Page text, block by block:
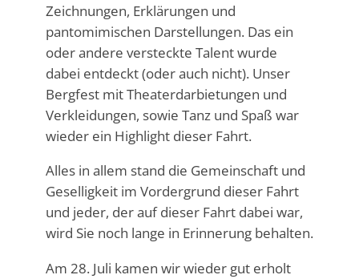
Zeichnungen, Erklärungen und
pantomimischen Darstellungen. Das ein
oder andere versteckte Talent wurde
dabei entdeckt (oder auch nicht). Unser
Bergfest mit Theaterdarbietungen und
Verkleidungen, sowie Tanz und Spaß war
wieder ein Highlight dieser Fahrt.
Alles in allem stand die Gemeinschaft und
Geselligkeit im Vordergrund dieser Fahrt
und jeder, der auf dieser Fahrt dabei war,
wird Sie noch lange in Erinnerung behalten.
Am 28. Juli kamen wir wieder gut erholt